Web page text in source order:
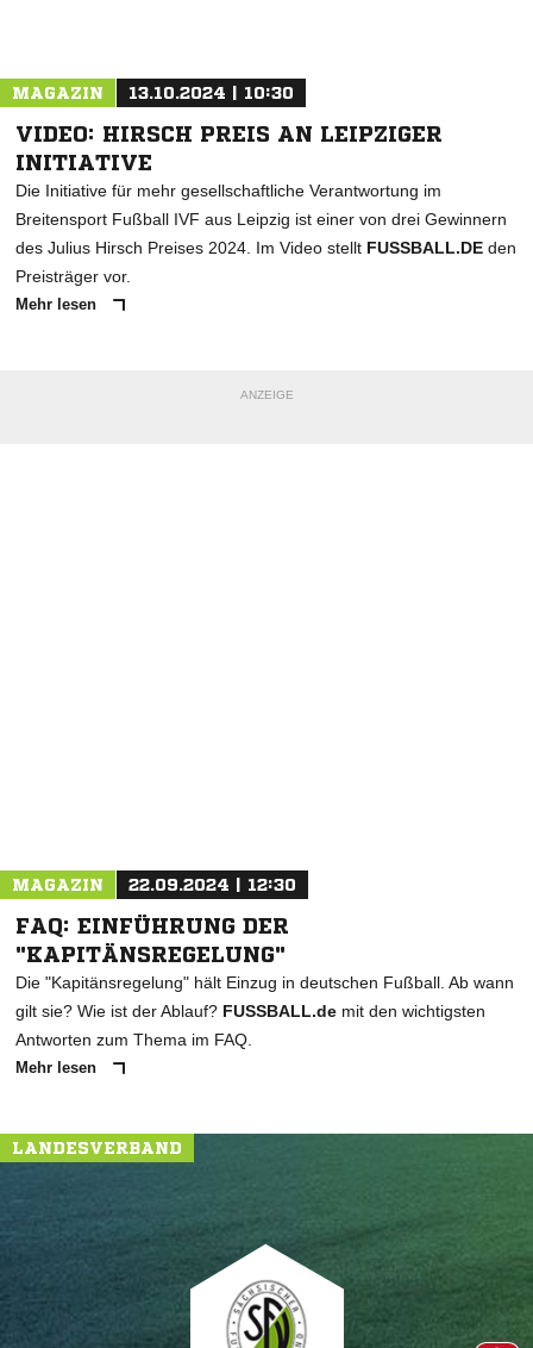
MAGAZIN 13.10.2024 | 10:30
VIDEO: HIRSCH PREIS AN LEIPZIGER
INITIATIVE
Die Initiative für mehr gesellschaftliche Verantwortung im
Breitensport Fußball IVF aus Leipzig ist einer von drei Gewinnern
des Julius Hirsch Preises 2024. Im Video stellt FUSSBALL.DE den
Preisträger vor.
Mehr lesen
ANZEIGE
MAGAZIN 22.09.2024 | 12:30
FAQ: EINFÜHRUNG DER
"KAPITÄNSREGELUNG"
Die "Kapitänsregelung" hält Einzug in deutschen Fußball. Ab wann
gilt sie? Wie ist der Ablauf? FUSSBALL.de mit den wichtigsten
Antworten zum Thema im FAQ.
Mehr lesen
LANDESVERBAND